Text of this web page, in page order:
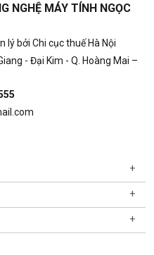
NGHỆ MÁY TÍNH NGỌC
lý bởi Chi cục thuế Hà Nội
- Đại Kim - Q. Hoàng Mai –
+
+
+